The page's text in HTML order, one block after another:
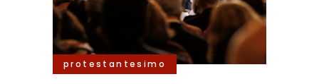
protestantesimo